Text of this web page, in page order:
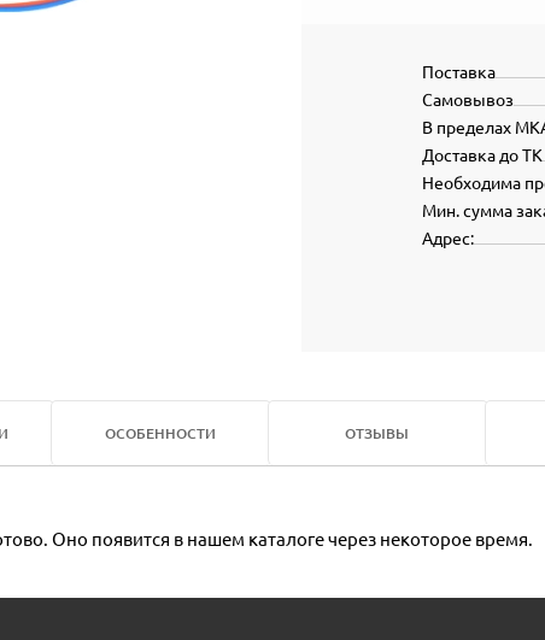
Поставка
Самовывоз
В пределах
Доставка до ТК
Необходима
Мин. сумма
Адрес:
ОСОБЕННОСТИ ОТЗЫВЫ
Оно появится в нашем каталоге через некоторое время.